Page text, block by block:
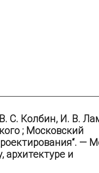
С. Колбин, И. В.
; Московский
—
архитектуре и